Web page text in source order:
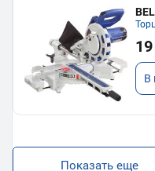
В
Показать еще